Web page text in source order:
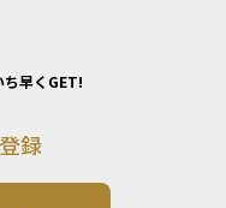
早くGET!
録